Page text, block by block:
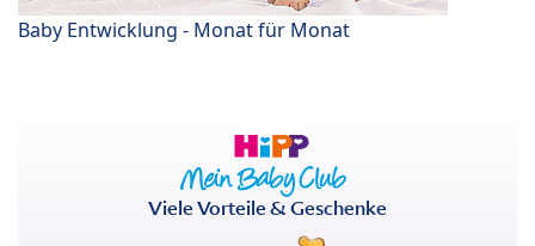
Baby Entwicklung - Monat für Monat
Viele Vorteile & Geschenke